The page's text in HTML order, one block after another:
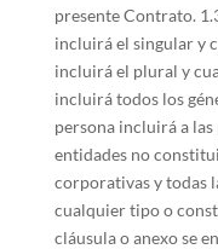
presente Contrato.
incluirá el singular y
incluirá el plural y
incluirá todos los
persona incluirá a las
entidades no
corporativas y todas
cualquier tipo o
cláusula o anexo se